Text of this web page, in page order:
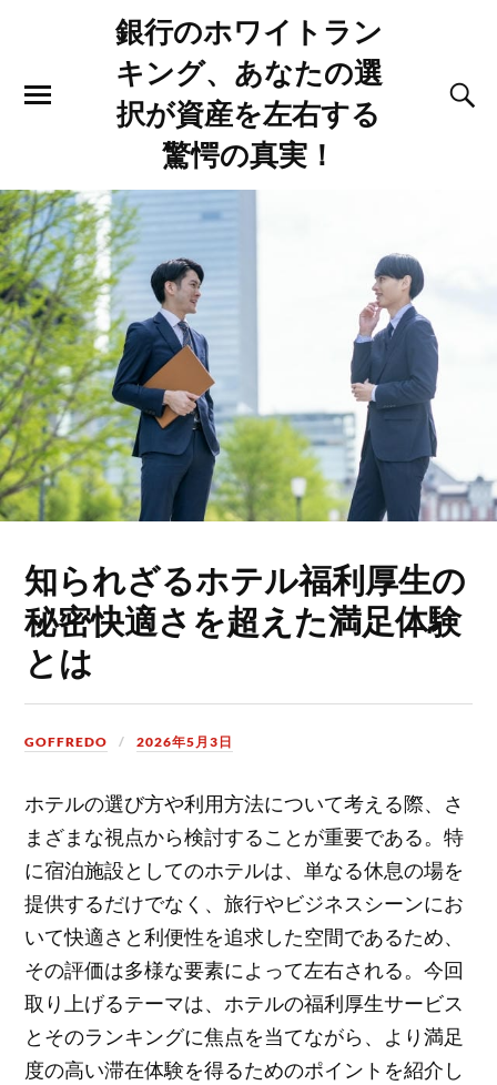
銀行のホワイトラン
キング、あなたの選
択が資産を左右する
驚愕の真実！
知られざるホテル福利厚生の
秘密快適さを超えた満足体験
とは
GOFFREDO 2026年5月3日
ホテルの選び方や利用方法について考える際、さ
まざまな視点から検討することが重要である。特
に宿泊施設としてのホテルは、単なる休息の場を
提供するだけでなく、旅行やビジネスシーンにお
いて快適さと利便性を追求した空間であるため、
その評価は多様な要素によって左右される。今回
取り上げるテーマは、ホテルの福利厚生サービス
とそのランキングに焦点を当てながら、より満足
度の高い滞在体験を得るためのポイントを紹介し